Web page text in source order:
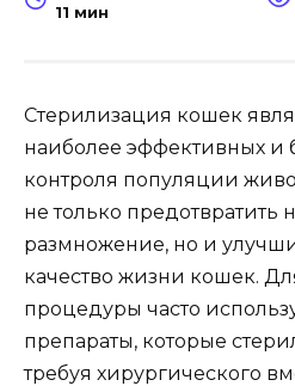
11 мин
Стерилизация кошек
наиболее эффективных и
контроля популяции
не только предотвратить
размножение, но и
качество жизни кошек.
процедуры часто
препараты, которые
требуя хирургического